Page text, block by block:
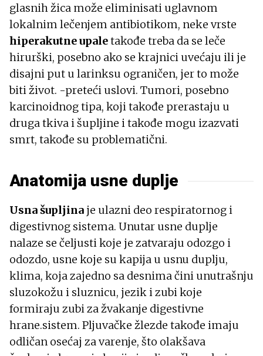
glasnih žica može eliminisati uglavnom
lokalnim lečenjem antibiotikom, neke vrste
hiperakutne upaletakođe treba da se leče
hirurški, posebno ako se krajnici uvećaju ili je
disajni put u larinksu ograničen, jer to može
biti život. -preteći uslovi. Tumori, posebno
karcinoidnog tipa, koji takođe prerastaju u
druga tkiva i šupljine i takođe mogu izazvati
smrt, takođe su problematični.
Anatomija usne duplje
Usna šupljina je ulazni deo respiratornog i
digestivnog sistema. Unutar usne duplje
nalaze se čeljusti koje je zatvaraju odozgo i
odozdo, usne koje su kapija u usnu duplju,
klima, koja zajedno sa desnima čini unutrašnju
sluzokožu i sluznicu, jezik i zubi koje
formiraju zubi za žvakanje digestivne
hrane.sistem. Pljuvačke žlezde takođe imaju
odličan osećaj za varenje, što olakšava